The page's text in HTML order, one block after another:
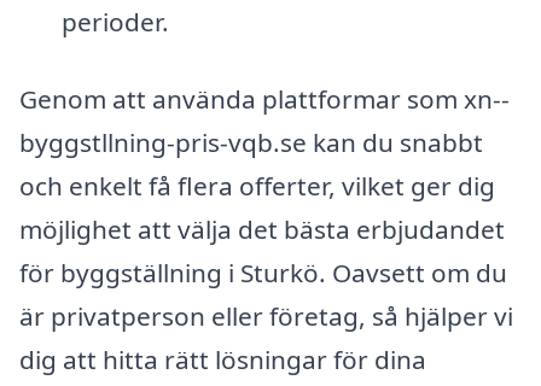
perioder.
Genom att använda plattformar som xn--
byggstllning-pris-vqb.se kan du snabbt
och enkelt få flera offerter, vilket ger dig
möjlighet att välja det bästa erbjudandet
för byggställning i Sturkö. Oavsett om du
är privatperson eller företag, så hjälper vi
dig att hitta rätt lösningar för dina